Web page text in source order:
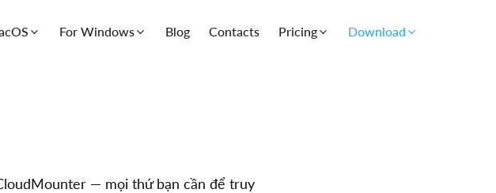
For Windows Blog Contacts Pricing Download
— mọi thứ bạn cần để truy